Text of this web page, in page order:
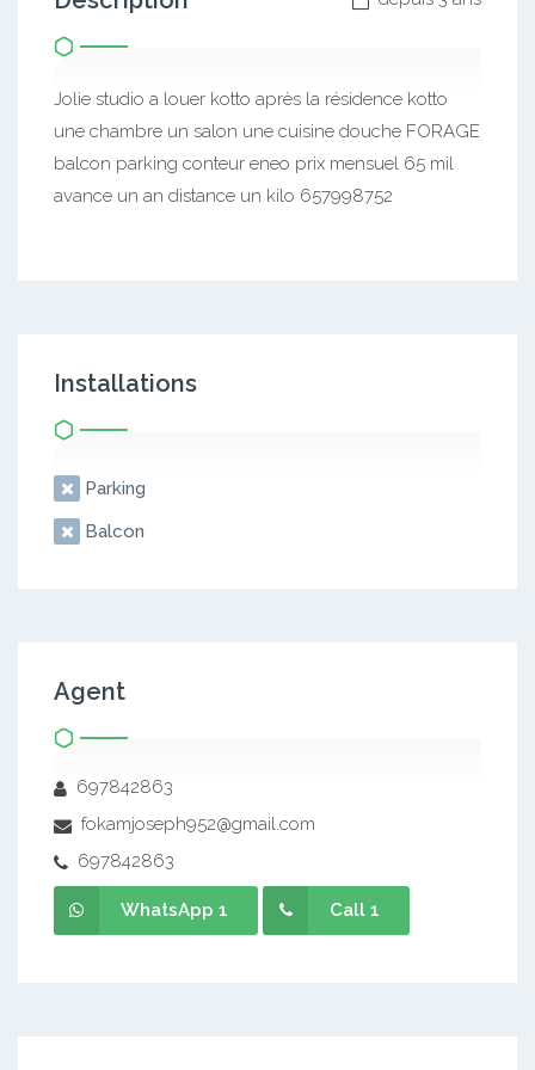
Jolie studio a louer kotto après la résidence kotto
une chambre un salon une cuisine douche FORAGE
balcon parking conteur eneo prix mensuel 65 mil
avance un an distance un kilo 657998752
Installations
Parking
Balcon
Agent
697842863
fokamjoseph952@gmail.com
697842863
WhatsApp 1 Call 1